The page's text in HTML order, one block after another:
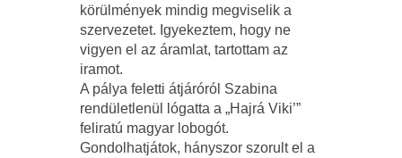
körülmények mindig megviselik a
szervezetet. Igyekeztem, hogy ne
vigyen el az áramlat, tartottam az
iramot.
A pálya feletti átjáróról Szabina
rendületlenül lógatta a „Hajrá Viki’”
feliratú magyar lobogót.
Gondolhatjátok, hányszor szorult el a